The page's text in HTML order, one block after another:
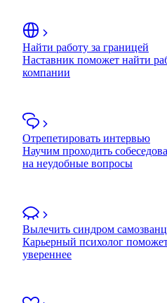
Найти работу за границей
Наставник поможет найти
компании
Отрепетировать интервью
Научим проходить
на неудобные вопросы
Вылечить синдром
Карьерный психолог поможет
увереннее